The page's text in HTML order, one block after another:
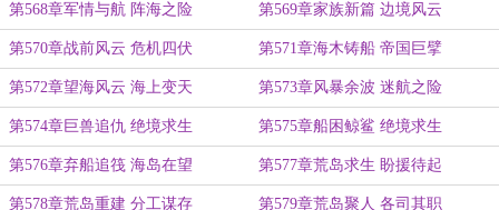
第568章军情与航 阵海之险 第569章家族新篇 边境风云
第570章战前风云 危机四伏 第571章海木铸船 帝国巨擘
第572章望海风云 海上变天 第573章风暴余波 迷航之险
第574章巨兽追仇 绝境求生 第575章船困鲸鲨 绝境求生
第576章弃船追筏 海岛在望 第577章荒岛求生 盼援待起
第578章荒岛重建 分工谋存 第579章荒岛聚人 各司其职